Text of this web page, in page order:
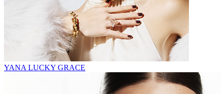
YANA LUCKY GRACE